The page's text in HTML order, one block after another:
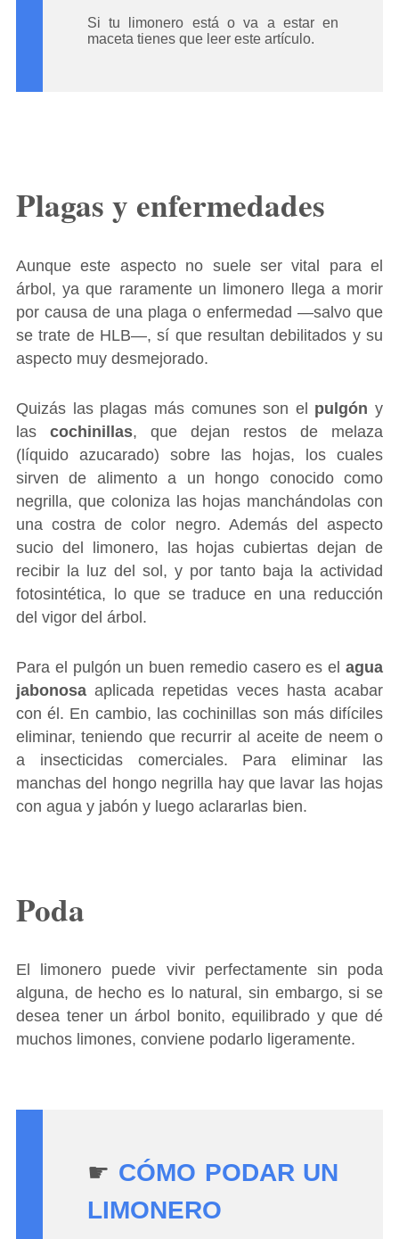
Si tu limonero está o va a estar en
maceta tienes que leer este artículo.
Plagas y enfermedades
Aunque este aspecto no suele ser vital para el
árbol, ya que raramente un limonero llega a morir
por causa de una plaga o enfermedad ―salvo que
se trate de HLB―, sí que resultan debilitados y su
aspecto muy desmejorado.
Quizás las plagas más comunes son el pulgón y
las cochinillas, que dejan restos de melaza
(líquido azucarado) sobre las hojas, los cuales
sirven de alimento a un hongo conocido como
negrilla, que coloniza las hojas manchándolas con
una costra de color negro. Además del aspecto
sucio del limonero, las hojas cubiertas dejan de
recibir la luz del sol, y por tanto baja la actividad
fotosintética, lo que se traduce en una reducción
del vigor del árbol.
Para el pulgón un buen remedio casero es elagua
jabonosaaplicada repetidas veces hasta acabar
con él. En cambio, las cochinillas son más difíciles
eliminar, teniendo que recurrir al aceite de neem o
a insecticidas comerciales. Para eliminar las
manchas del hongo negrilla hay que lavar las hojas
con agua y jabón y luego aclararlas bien.
Poda
El limonero puede vivir perfectamente sin poda
alguna, de hecho es lo natural, sin embargo, si se
desea tener un árbol bonito, equilibrado y que dé
muchos limones, conviene podarlo ligeramente.
☛ CÓMO PODAR UN
LIMONERO